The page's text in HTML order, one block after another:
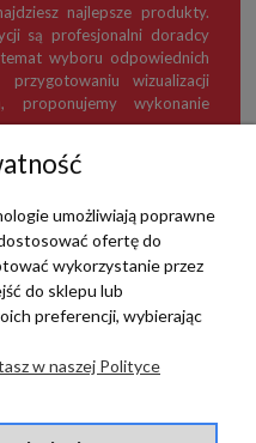
najlepsze produkty.
są profesjonalni doradcy
wyboru odpowiednich
wizualizacji
proponujemy wykonanie
umożliwiają poprawne
ofertę do
wykorzystanie przez
do sklepu lub
preferencji, wybierając
w naszej Polityce